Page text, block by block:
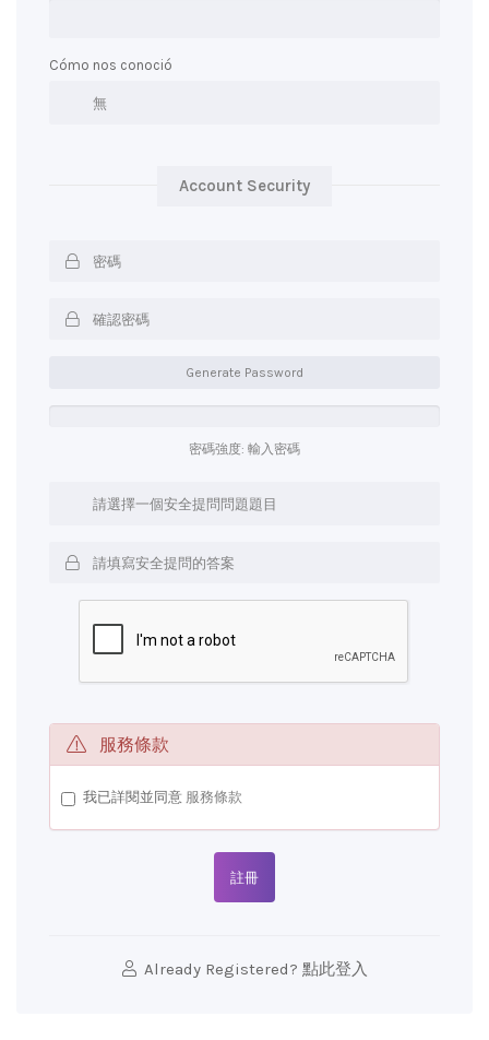
Cómo nos conoció
Account Security
Generate Password
密碼強度: 輸入密碼
服務條款
我已詳閱並同意 服務條款
Already Registered? 點此登入